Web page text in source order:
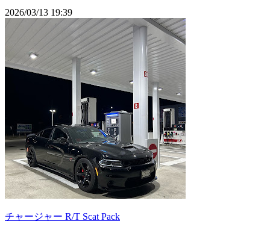
2026/03/13 19:39
チャージャー R/T Scat Pack